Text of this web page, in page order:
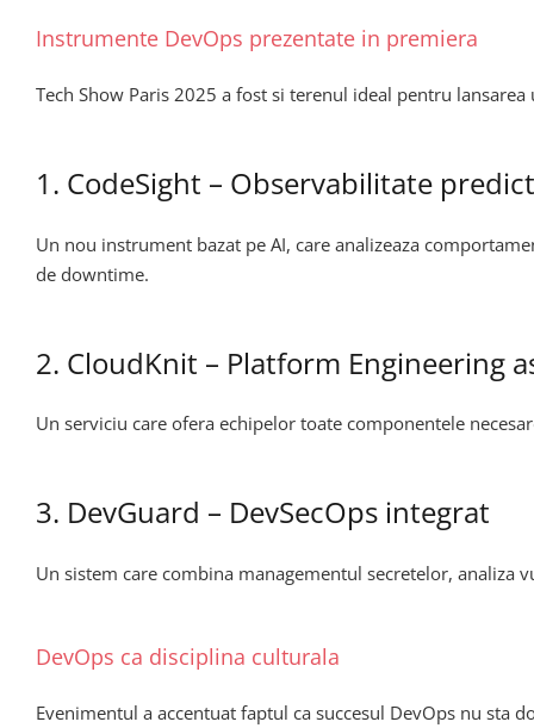
Instrumente DevOps prezentate in premiera
Tech Show Paris 2025 a fost si terenul ideal pentru
1. CodeSight – Observabilitate
Un nou instrument bazat pe AI, care analizeaza
de downtime.
2. CloudKnit – Platform Engineering
Un serviciu care ofera echipelor toate componentele
3. DevGuard – DevSecOps integrat
Un sistem care combina managementul secretelor,
DevOps ca disciplina culturala
Evenimentul a accentuat faptul ca succesul DevOps nu sta